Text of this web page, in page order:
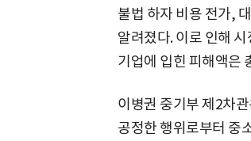
불법 하자 비용 전가,
알려졌다. 이로 인해
기업에 입힌 피해액은
이병권 중기부 제2차
공정한 행위로부터 중